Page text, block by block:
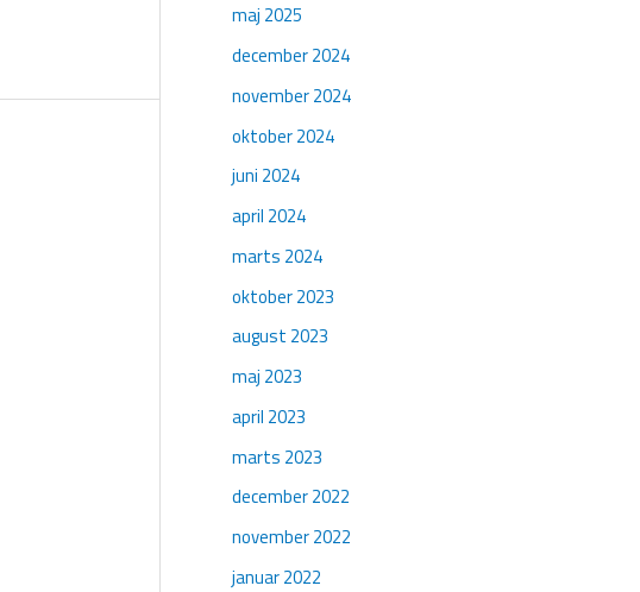
maj 2025
december 2024
november 2024
oktober 2024
juni 2024
april 2024
marts 2024
oktober 2023
august 2023
maj 2023
april 2023
marts 2023
december 2022
november 2022
januar 2022